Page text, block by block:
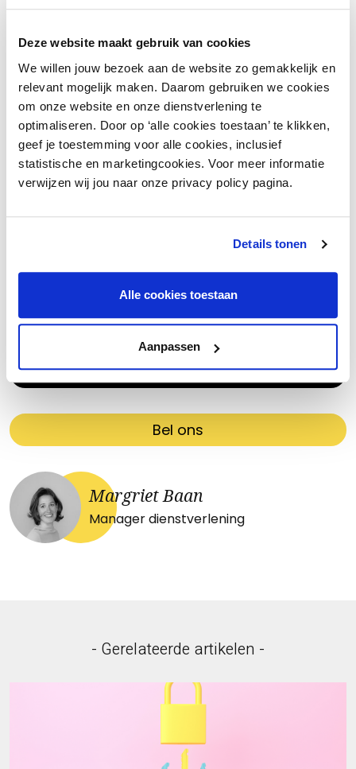
Deze website maakt gebruik van cookies
We willen jouw bezoek aan de website zo gemakkelijk en
relevant mogelijk maken. Daarom gebruiken we cookies
om onze website en onze dienstverlening te
optimaliseren. Door op ‘alle cookies toestaan’ te klikken,
geef je toestemming voor alle cookies, inclusief
statistische en marketingcookies. Voor meer informatie
verwijzen wij jou naar onze privacy policy pagina.
Details tonen
Alle cookies toestaan
Aanpassen
Heb je de activiteit opgenomen in je
Heb je een eventueleverwerkersovereenkomst
gesloten met diegene die het systeem aanbiedt
voor het versturen van de mailings?
Informeer je correct via jeprivacy policy
Verwijs je in jouw berichten naar jouwprivacy
policy?
Advies nodig?
contact met mij op, dan denk ik graag met je
mee!
Contacteer de adviseur
Bel ons
Margriet Baan
Manager dienstverlening
- Gerelateerde artikelen -